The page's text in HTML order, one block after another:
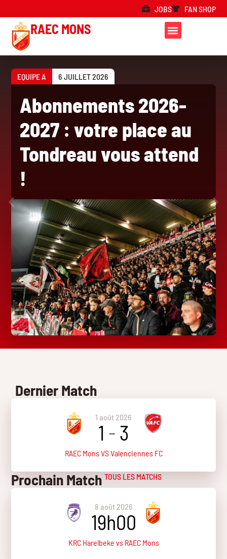
JOBS FAN SHOP
RAEC MONS
EQUIPE A 6 JUILLET 2026
Abonnements 2026-
2027 : votre place au
Tondreau vous attend
!
Dernier Match
1 août 2026
1 - 3
RAEC Mons VS Valenciennes FC
Prochain Match TOUS LES MATCHS
8 août 2026
19h00
KRC Harelbeke vs RAEC Mons